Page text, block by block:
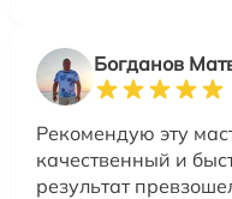
Богданов
Рекомендую эту
качественный и
результат